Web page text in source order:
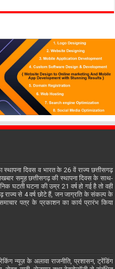
दिवस व भारत के 26 वें राज्य छत्तीसगढ़
समूह छत्तीसगढ़ की स्थापना दिवस के साथ-
घटती घटना की उम्र 21 वर्ष हो गई है तो वही
राज्य से 4 वर्ष छोटे हैं, जन जाग्रति के संकल्प के
पत्र के प्रकाशन का कार्य प्रारंभ किया
न्यूज़ के अलावा राजनीति, प्रशासन, ट्रेंडिंग